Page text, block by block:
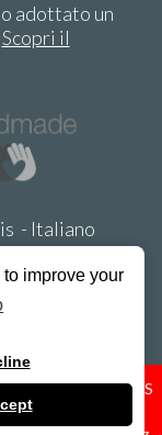
improve your
— HOLIDAYS
31st!
adottato un
Scopri il
- Italiano
auto MADE IN
-
(VR) - Italy -
15:00-18:00,
armrests.com